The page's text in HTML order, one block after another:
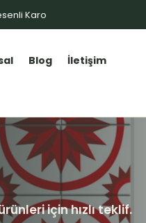
Karo
Blog İletişim